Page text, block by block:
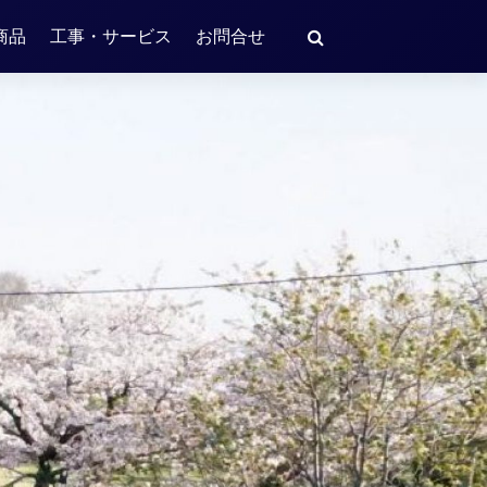
品 工事・サービス お問合せ